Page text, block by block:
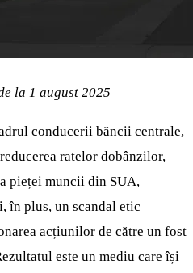
la 1 august 2025
conducerii băncii centrale,
ratelor dobânzilor,
pieței muncii din SUA,
în plus, un scandal etic
acțiunilor de către un fost
este un mediu care își